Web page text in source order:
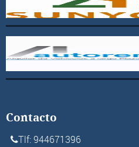
Contacto
Tlf: 944671396